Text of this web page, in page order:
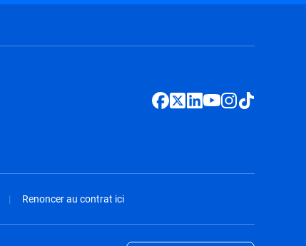
Renoncer au contrat ici